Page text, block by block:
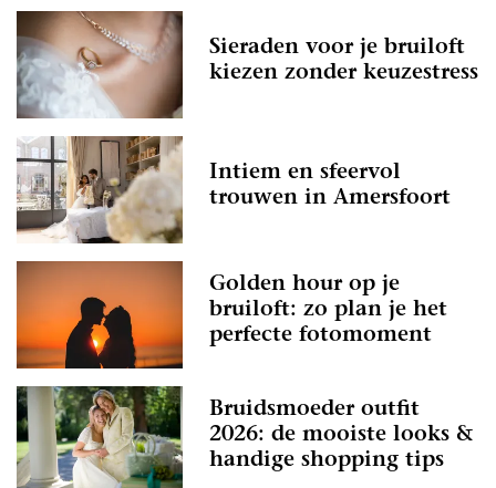
Sieraden voor je bruiloft
kiezen zonder keuzestress
Intiem en sfeervol
trouwen in Amersfoort
Golden hour op je
bruiloft: zo plan je het
perfecte fotomoment
Bruidsmoeder outfit
2026: de mooiste looks &
handige shopping tips